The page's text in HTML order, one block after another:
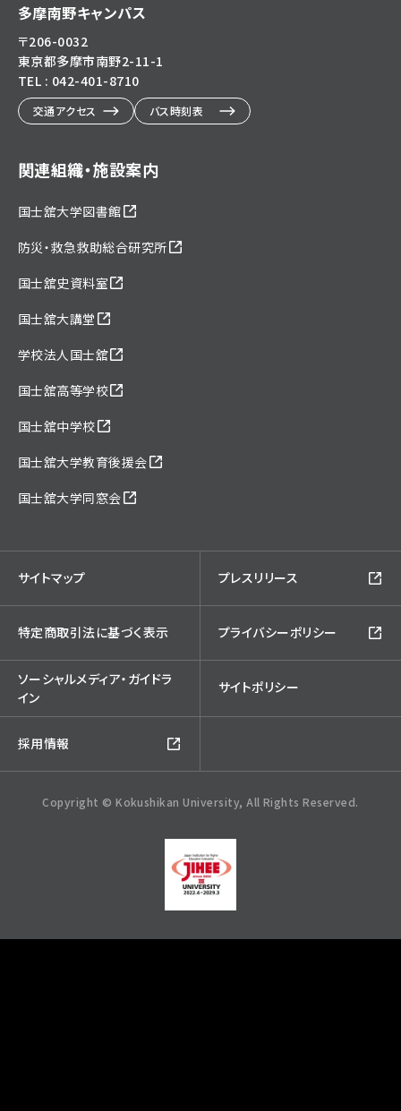
多摩南野キャンパス
〒206-0032
東京都多摩市南野2-11-1
TEL : 042-401-8710
交通アクセス バス時刻表
関連組織・施設案内
国士舘大学図書館
防災・救急救助総合研究所
国士舘史資料室
国士舘大講堂
学校法人国士舘
国士舘高等学校
国士舘中学校
国士舘大学教育後援会
国士舘大学同窓会
サイトマップ プレスリリース
特定商取引法に基づく表示 プライバシーポリシー
ソーシャルメディア・ガイドラ
イン
サイトポリシー
採用情報
Copyright © Kokushikan University, All Rights Reserved.